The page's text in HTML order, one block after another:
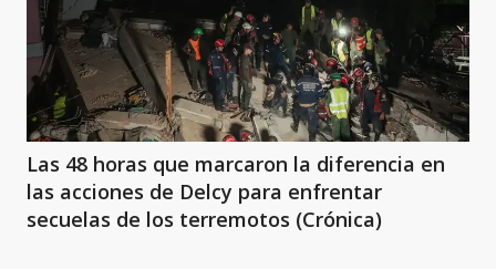
Las 48 horas que marcaron la diferencia en
las acciones de Delcy para enfrentar
secuelas de los terremotos (Crónica)